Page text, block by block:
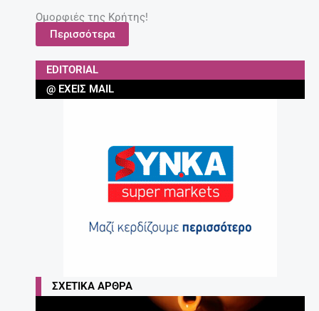
Ομορφιές της Κρήτης!
Περισσότερα
EDITORIAL
@ ΈΧΕΙΣ MAIL
ΣΧΕΤΙΚΆ ΆΡΘΡΑ